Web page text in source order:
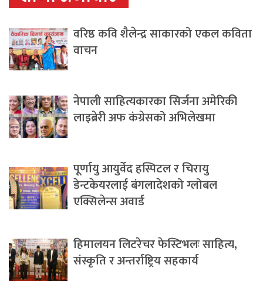
वरिष्ठ कवि शैलेन्द्र साकारको एकल कविता
वाचन
नेपाली साहित्यकारका सिर्जना अमेरिकी
लाइब्रेरी अफ कंग्रेसको अभिलेखमा
पूर्णायु आयुर्वेद हस्पिटल र चिरायु
डेन्टकेयरलाई बंगलादेशको ग्लोबल
एक्सिलेन्स अवार्ड
हिमालयन लिटरेचर फेस्टिभलः साहित्य,
संस्कृति र अन्तर्राष्ट्रिय सहकार्य